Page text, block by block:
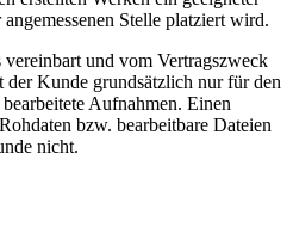
Stelle platziert wird.
und vom Vertragszweck
der Kunde grundsätzlich nur für den
Aufnahmen. Einen
bzw. bearbeitbare Dateien
nicht.